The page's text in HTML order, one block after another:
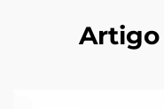
Artigo